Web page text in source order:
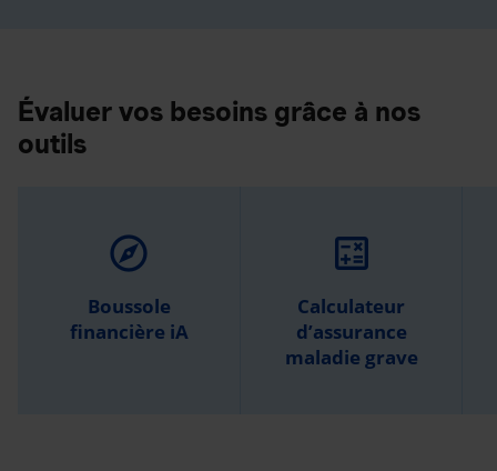
Évaluer vos besoins grâce à nos
outils
explore
Boussole
financière iA
calculate
Calculateur
d’assurance
maladie grave